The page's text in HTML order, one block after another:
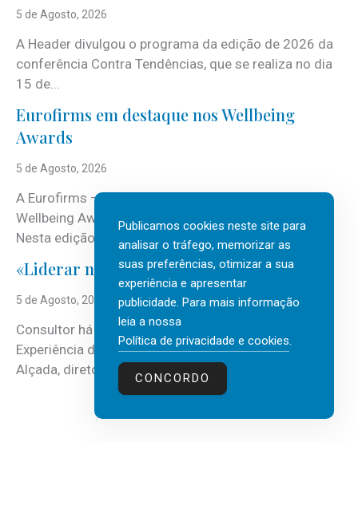
5 de Agosto, 2026
A Header divulgou o programa da edição de 2026 da
conferência Contra Tendências, que se realiza no dia
15 de...
Eurofirms em destaque nos Wellbeing
Awards
5 de Agosto, 2026
A Eurofirms – People first está de regresso aos
Wellbeing Awards, integrando o Top Wellbeing 2026.
Nesta edição, a multinacional...
«Liderar não é um talento místico.»
5 de Agosto, 2026
Consultor há mais de três décadas nas áreas de
Experiência do Cliente, Vendas e Liderança, Manuel
Alçada, diretor executivo da...
Publicamos cookies neste site para
analisar o tráfego, memorizar as
suas preferências, otimizar a sua
experiência e apresentar
publicidade. Para mais informação
leia a nossa
Política de privacidade e cookies.
CONCORDO